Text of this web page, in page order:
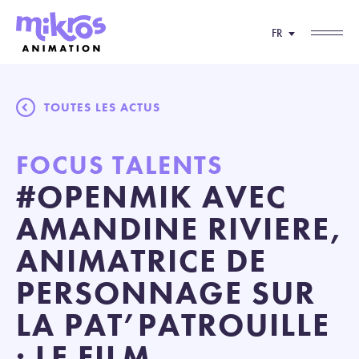
FR
TOUTES LES ACTUS
FOCUS TALENTS
#OPENMIK AVEC
AMANDINE RIVIERE,
ANIMATRICE DE
PERSONNAGE SUR
LA PAT’PATROUILLE